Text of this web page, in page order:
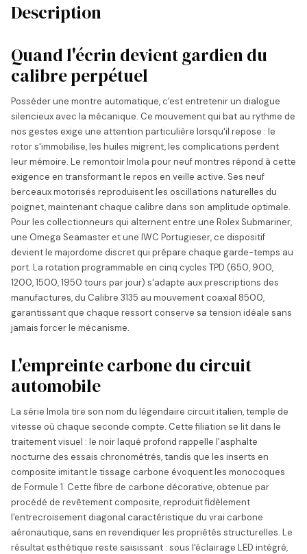
Description
Quand l'écrin devient gardien du
calibre perpétuel
Posséder une montre automatique, c'est entretenir un dialogue
silencieux avec la mécanique. Ce mouvement qui bat au rythme de
nos gestes exige une attention particulière lorsqu'il repose : le
rotor s'immobilise, les huiles migrent, les complications perdent
leur mémoire. Le remontoir Imola pour neuf montres répond à cette
exigence en transformant le repos en veille active. Ses neuf
berceaux motorisés reproduisent les oscillations naturelles du
poignet, maintenant chaque calibre dans son amplitude optimale.
Pour les collectionneurs qui alternent entre une Rolex Submariner,
une Omega Seamaster et une IWC Portugieser, ce dispositif
devient le majordome discret qui prépare chaque garde-temps au
port. La rotation programmable en cinq cycles TPD (650, 900,
1200, 1500, 1950 tours par jour) s'adapte aux prescriptions des
manufactures, du Calibre 3135 au mouvement coaxial 8500,
garantissant que chaque ressort conserve sa tension idéale sans
jamais forcer le mécanisme.
L'empreinte carbone du circuit
automobile
La série Imola tire son nom du légendaire circuit italien, temple de
vitesse où chaque seconde compte. Cette filiation se lit dans le
traitement visuel : le noir laqué profond rappelle l'asphalte
nocturne des essais chronométrés, tandis que les inserts en
composite imitant le tissage carbone évoquent les monocoques
de Formule 1. Cette fibre de carbone décorative, obtenue par
procédé de revêtement composite, reproduit fidèlement
l'entrecroisement diagonal caractéristique du vrai carbone
aéronautique, sans en revendiquer les propriétés structurelles. Le
résultat esthétique reste saisissant : sous l'éclairage LED intégré,